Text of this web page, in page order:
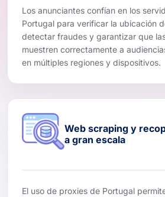
Los anunciantes confían en los
Portugal para verificar la ubicación
detectar fraudes y garantizar que
muestren correctamente a
en múltiples regiones y dispositivos.
Web scraping y
a gran escala
El uso de proxies de Portugal